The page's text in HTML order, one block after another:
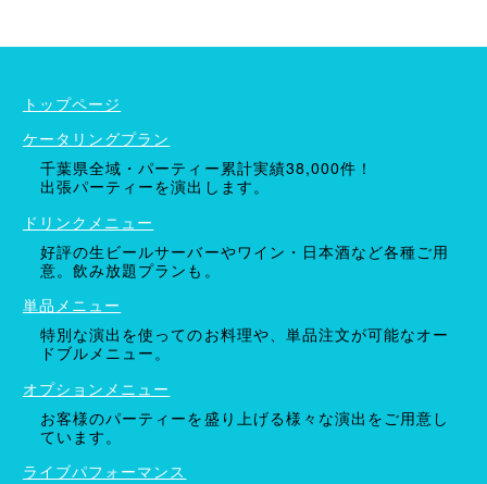
ケータリングプラン
ドリンクメニュー
単品オプション
トップページ
ケータリングプラン
千葉県全域・パーティー累計実績38,000件！
出張パーティーを演出します。
ドリンクメニュー
好評の生ビールサーバーやワイン・日本酒など各種ご用
意。飲み放題プランも。
単品メニュー
特別な演出を使ってのお料理や、単品注文が可能なオー
ドブルメニュー。
オプションメニュー
お客様のパーティーを盛り上げる様々な演出をご用意し
ています。
ライブパフォーマンス